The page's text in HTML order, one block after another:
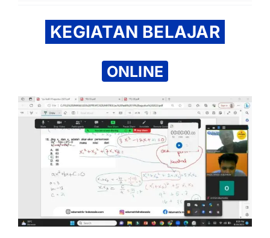
KEGIATAN BELAJAR
ONLINE